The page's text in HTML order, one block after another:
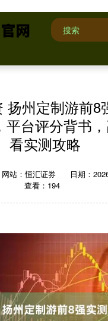
扬州定制游前8
平台评分背书
看实测攻略
网站：恒汇证券
日期：
查看：194